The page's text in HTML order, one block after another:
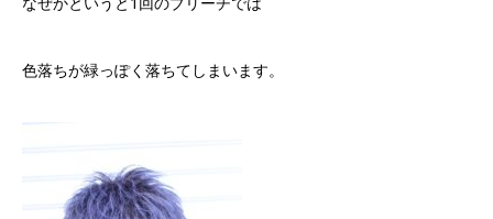
色落ちが緑っぽく落ちてしまいます。